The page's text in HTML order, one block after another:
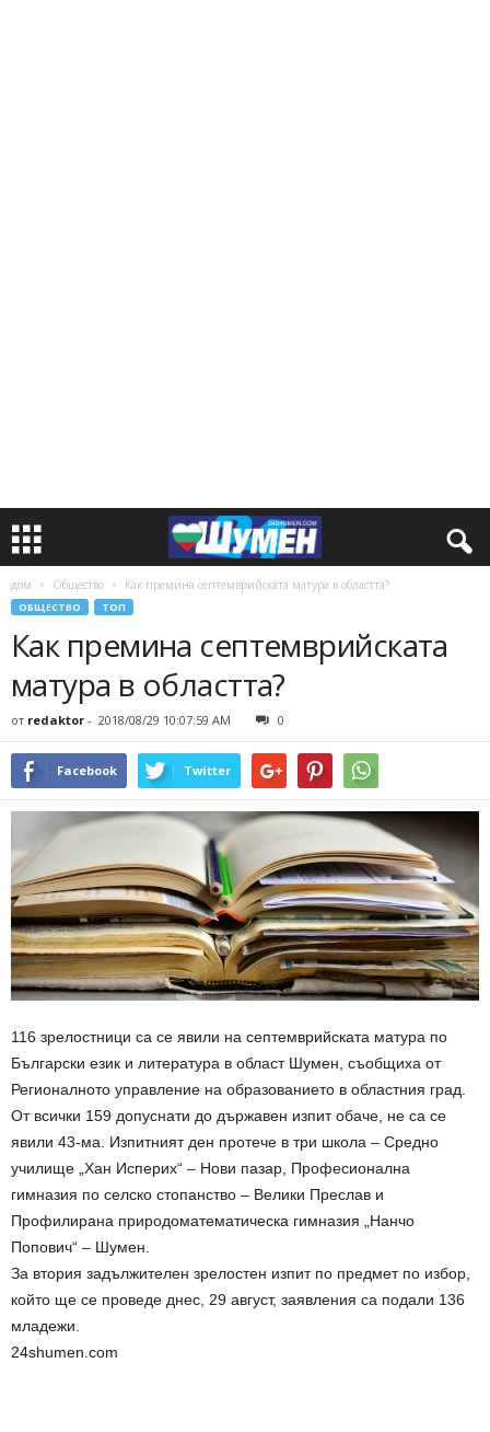
дом Общество Как премина септемврийската матура в областта?
ОБЩЕСТВО ТОП
Как премина септемврийската
матура в областта?
от redaktor - 2018/08/29 10:07:59 AM 0
Facebook Twitter
116 зрелостници са се явили на септемврийската матура по
Български език и литература в област Шумен, съобщиха от
Регионалното управление на образованието в областния град.
От всички 159 допуснати до държавен изпит обаче, не са се
явили 43-ма. Изпитният ден протече в три школа – Средно
училище „Хан Исперих“ – Нови пазар, Професионална
гимназия по селско стопанство – Велики Преслав и
Профилирана природоматематическа гимназия „Нанчо
Попович“ – Шумен.
За втория задължителен зрелостен изпит по предмет по избор,
който ще се проведе днес, 29 август, заявления са подали 136
младежи.
24shumen.com